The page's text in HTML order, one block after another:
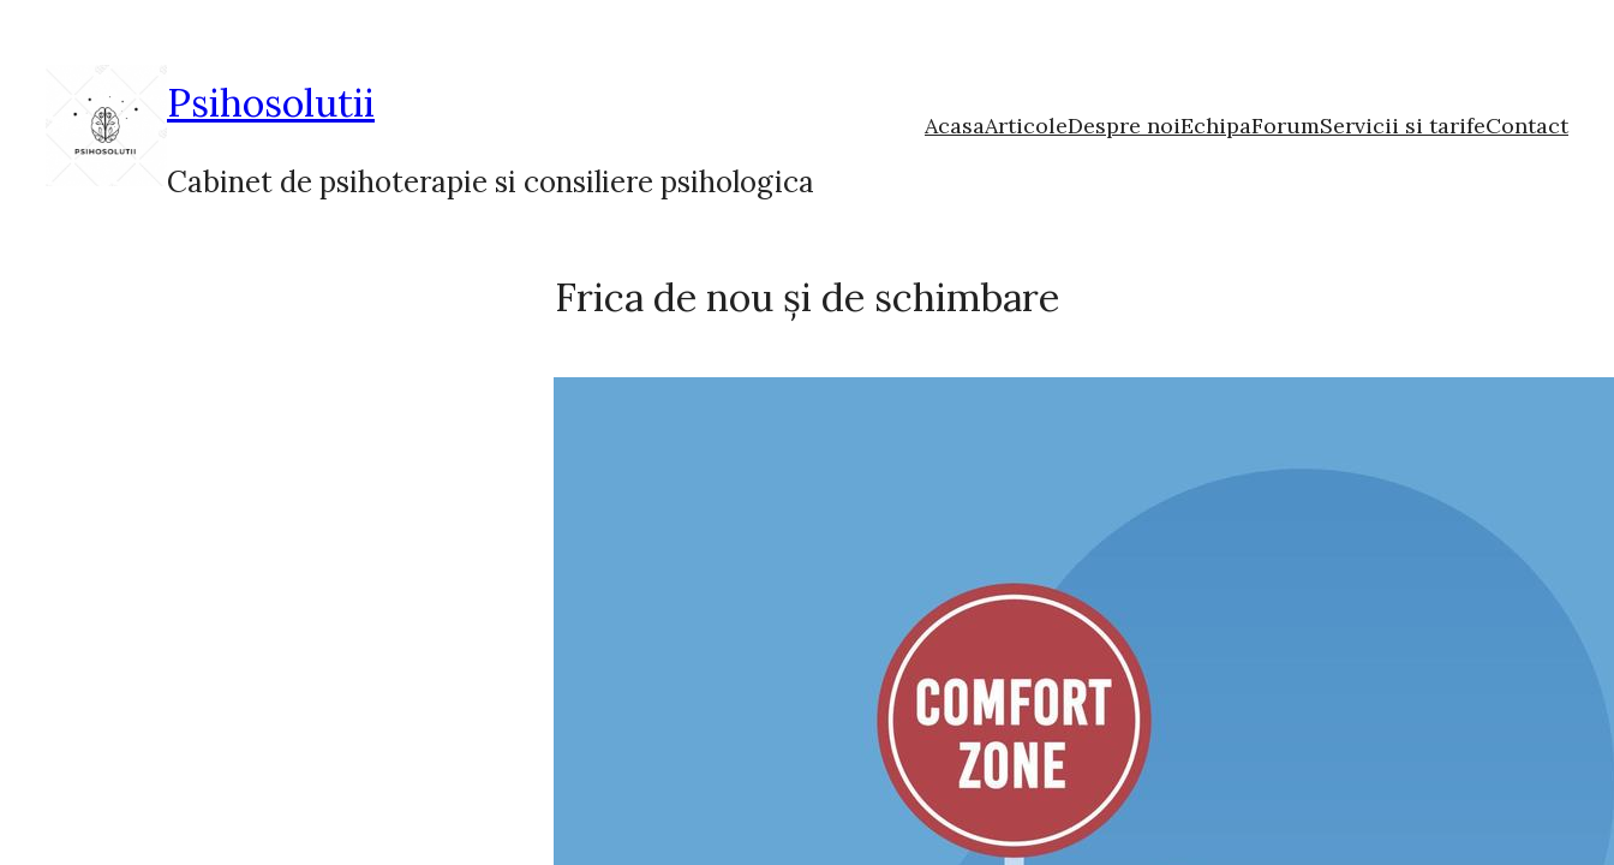
Psihosolutii
Cabinet de psihoterapie si consiliere psihologica
AcasaArticoleDespre noiEchipaForumServicii si tarifeContact
Frica de nou și de schimbare